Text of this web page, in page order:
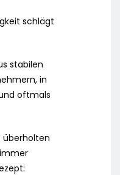
schlägt
stabilen
in
oftmals
überholten